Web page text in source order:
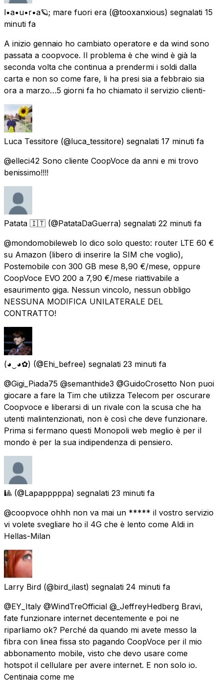
l•a•u•r•a🪐; mare fuori era (@tooxanxious) segnalati 15
minuti fa
A inizio gennaio ho cambiato operatore e da wind sono
passata a coopvoce. Il problema è che wind è già la
seconda volta che continua a prendermi i soldi dalla
carta e non so come fare, li ha presi sia a febbraio sia
ora a marzo…5 giorni fa ho chiamato il servizio clienti-
Luca Tessitore (@luca_tessitore) segnalati 17 minuti fa
@elleci42 Sono cliente CoopVoce da anni e mi trovo
benissimo!!!!
Patata 🇮🇹 (@PatataDaGuerra) segnalati 22 minuti fa
@mondomobileweb Io dico solo questo: router LTE 60 €
su Amazon (libero di inserire la SIM che voglio),
Postemobile con 300 GB mese 8,90 €/mese, oppure
CoopVoce EVO 200 a 7,90 €/mese riattivabile a
esaurimento giga. Nessun vincolo, nessun obbligo
NESSUNA MODIFICA UNILATERALE DEL
CONTRATTO!
(◕‿◕✿) (@Ehi_befree) segnalati 23 minuti fa
@Gigi_Piada75 @semanthide3 @GuidoCrosetto Non puoi
giocare a fare la Tim che utilizza Telecom per oscurare
Coopvoce e liberarsi di un rivale con la scusa che ha
utenti malintenzionati, non è così che deve funzionare.
Prima si fermano questi Monopoli web meglio è per il
mondo è per la sua indipendenza di pensiero.
🎱 (@Lapapppppa) segnalati 23 minuti fa
@coopvoce ohhh non va mai un ***** il vostro servizio
vi volete svegliare ho il 4G che è lento come Aldi in
Hellas-Milan
Larry Bird (@bird_ilast) segnalati 24 minuti fa
@EY_Italy @WindTreOfficial @_JeffreyHedberg Bravi,
fate funzionare internet decentemente e poi ne
riparliamo ok? Perché da quando mi avete messo la
fibra con linea fissa sto pagando CoopVoce per il mio
abbonamento mobile, visto che devo usare come
hotspot il cellulare per avere internet. E non solo io.
Centinaia come me